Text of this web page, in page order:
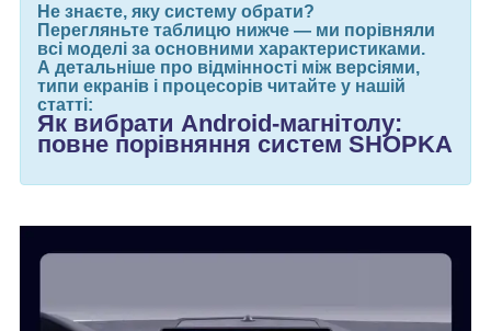
Не знаєте, яку систему обрати?
Перегляньте таблицю нижче — ми порівняли
всі моделі за основними характеристиками.
А детальніше про відмінності між версіями,
типи екранів і процесорів читайте у нашій
статті:
Як вибрати Android-магнітолу:
повне порівняння систем SHOPKA